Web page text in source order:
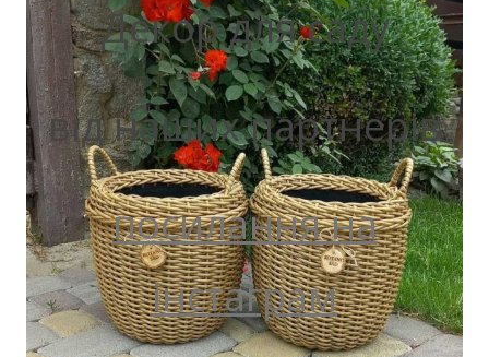
Декор для саду
від наших партнерів
посилання на
інстаграм